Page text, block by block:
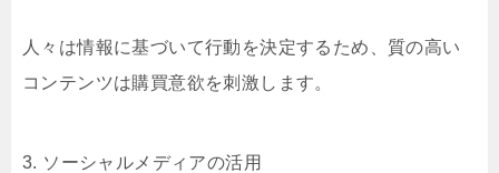
人々は情報に基づいて行動を決定するため、質の高い
コンテンツは購買意欲を刺激します。
3. ソーシャルメディアの活用